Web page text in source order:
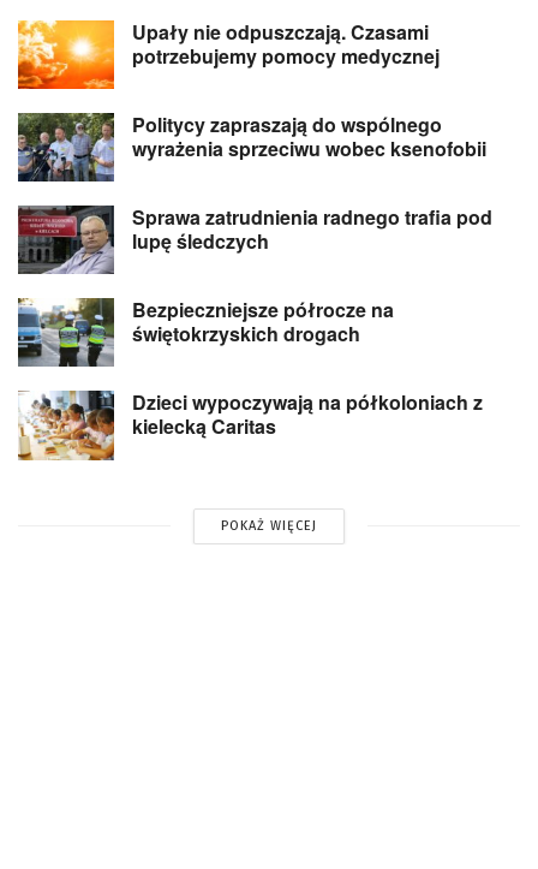
Upały nie odpuszczają. Czasami
potrzebujemy pomocy medycznej
Politycy zapraszają do wspólnego
wyrażenia sprzeciwu wobec ksenofobii
Sprawa zatrudnienia radnego trafia pod
lupę śledczych
Bezpieczniejsze półrocze na
świętokrzyskich drogach
Dzieci wypoczywają na półkoloniach z
kielecką Caritas
POKAŻ WIĘCEJ